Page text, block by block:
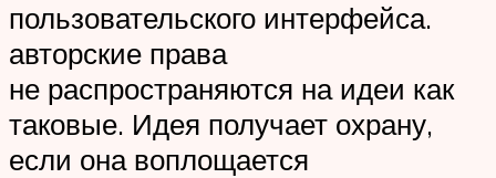
пользовательского интерфейса.
авторские права
не распространяются на идеи как
таковые. Идея получает охрану,
если она воплощается